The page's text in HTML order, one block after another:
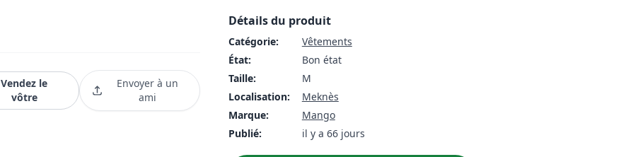
Vendez le
vôtre
Envoyer à un
ami
Détails du produit
Catégorie:
Vêtements
État:
Bon état
Taille:
M
Localisation:
Meknès
Marque:
Mango
Publié:
il y a 66 jours